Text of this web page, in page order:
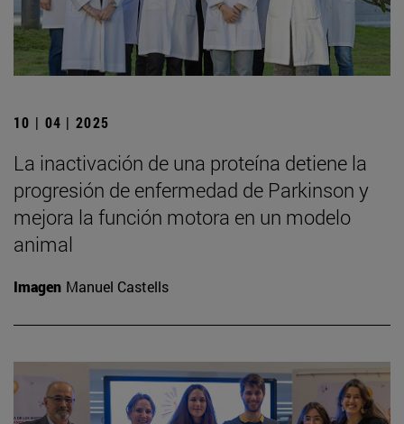
10 | 04 | 2025
La inactivación de una proteína detiene la
progresión de enfermedad de Parkinson y
mejora la función motora en un modelo
animal
Imagen Manuel Castells